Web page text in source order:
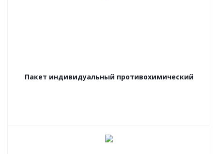
Пакет индивидуальный противохимический